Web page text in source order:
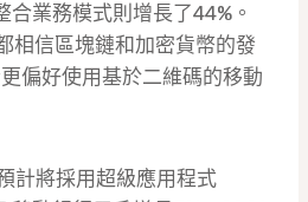
業務模式則增長了44%。
相信區塊鏈和加密貨幣的發
偏好使用基於二維碼的移動
計將採用超級應用程式